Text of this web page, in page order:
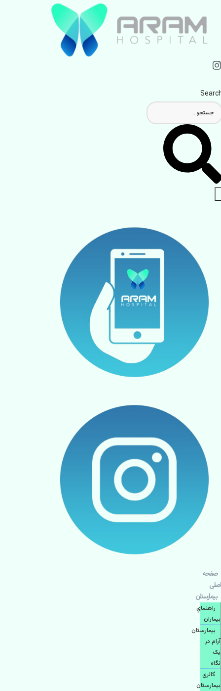
صفحه
اصلی
بيمارستان
راهنماي
بیماران
بیمارستان
آرام در
یک
نگاه
گالری
بیمارستان